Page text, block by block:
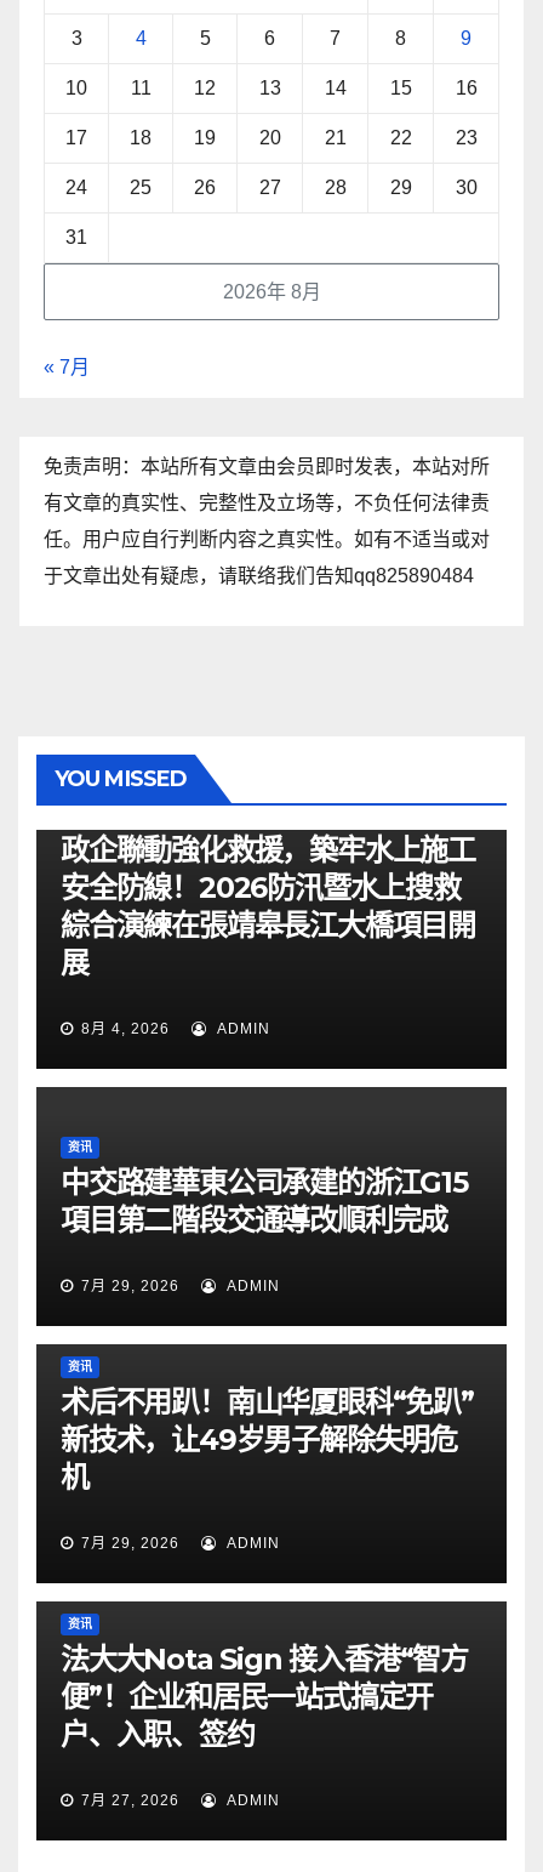
2026年 8月
3 4 5 6 7 8 9
10 11 12 13 14 15 16
17 18 19 20 21 22 23
24 25 26 27 28 29 30
31
« 7月
免责声明：本站所有文章由会员即时发表，本站对所
有文章的真实性、完整性及立场等，不负任何法律责
任。用户应自行判断内容之真实性。如有不适当或对
于文章出处有疑虑，请联络我们告知qq825890484
YOU MISSED
政企聯動強化救援，築牢水上施工
安全防線！2026防汛暨水上搜救
綜合演練在張靖皋長江大橋項目開
展
8月 4, 2026 ADMIN
资讯
中交路建華東公司承建的浙江G15
項目第二階段交通導改順利完成
7月 29, 2026 ADMIN
资讯
术后不用趴！南山华厦眼科“免趴”
新技术，让49岁男子解除失明危
机
7月 29, 2026 ADMIN
资讯
法大大Nota Sign 接入香港“智方
便”！企业和居民一站式搞定开
户、入职、签约
7月 27, 2026 ADMIN